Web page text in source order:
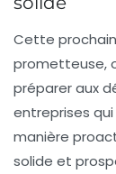
Cette
prometteuse,
préparer aux
entreprises
manière
solide et